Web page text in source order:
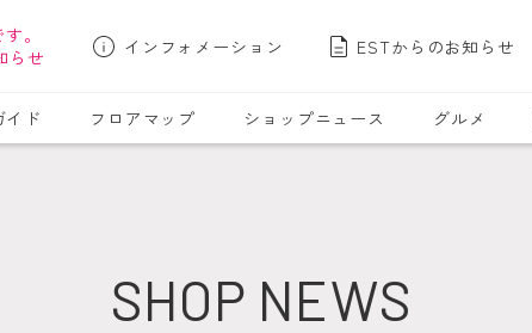
。
らせ インフォメーション ESTからのお知らせ
イド フロアマップ ショップニュース グルメ
SHOP NEWS